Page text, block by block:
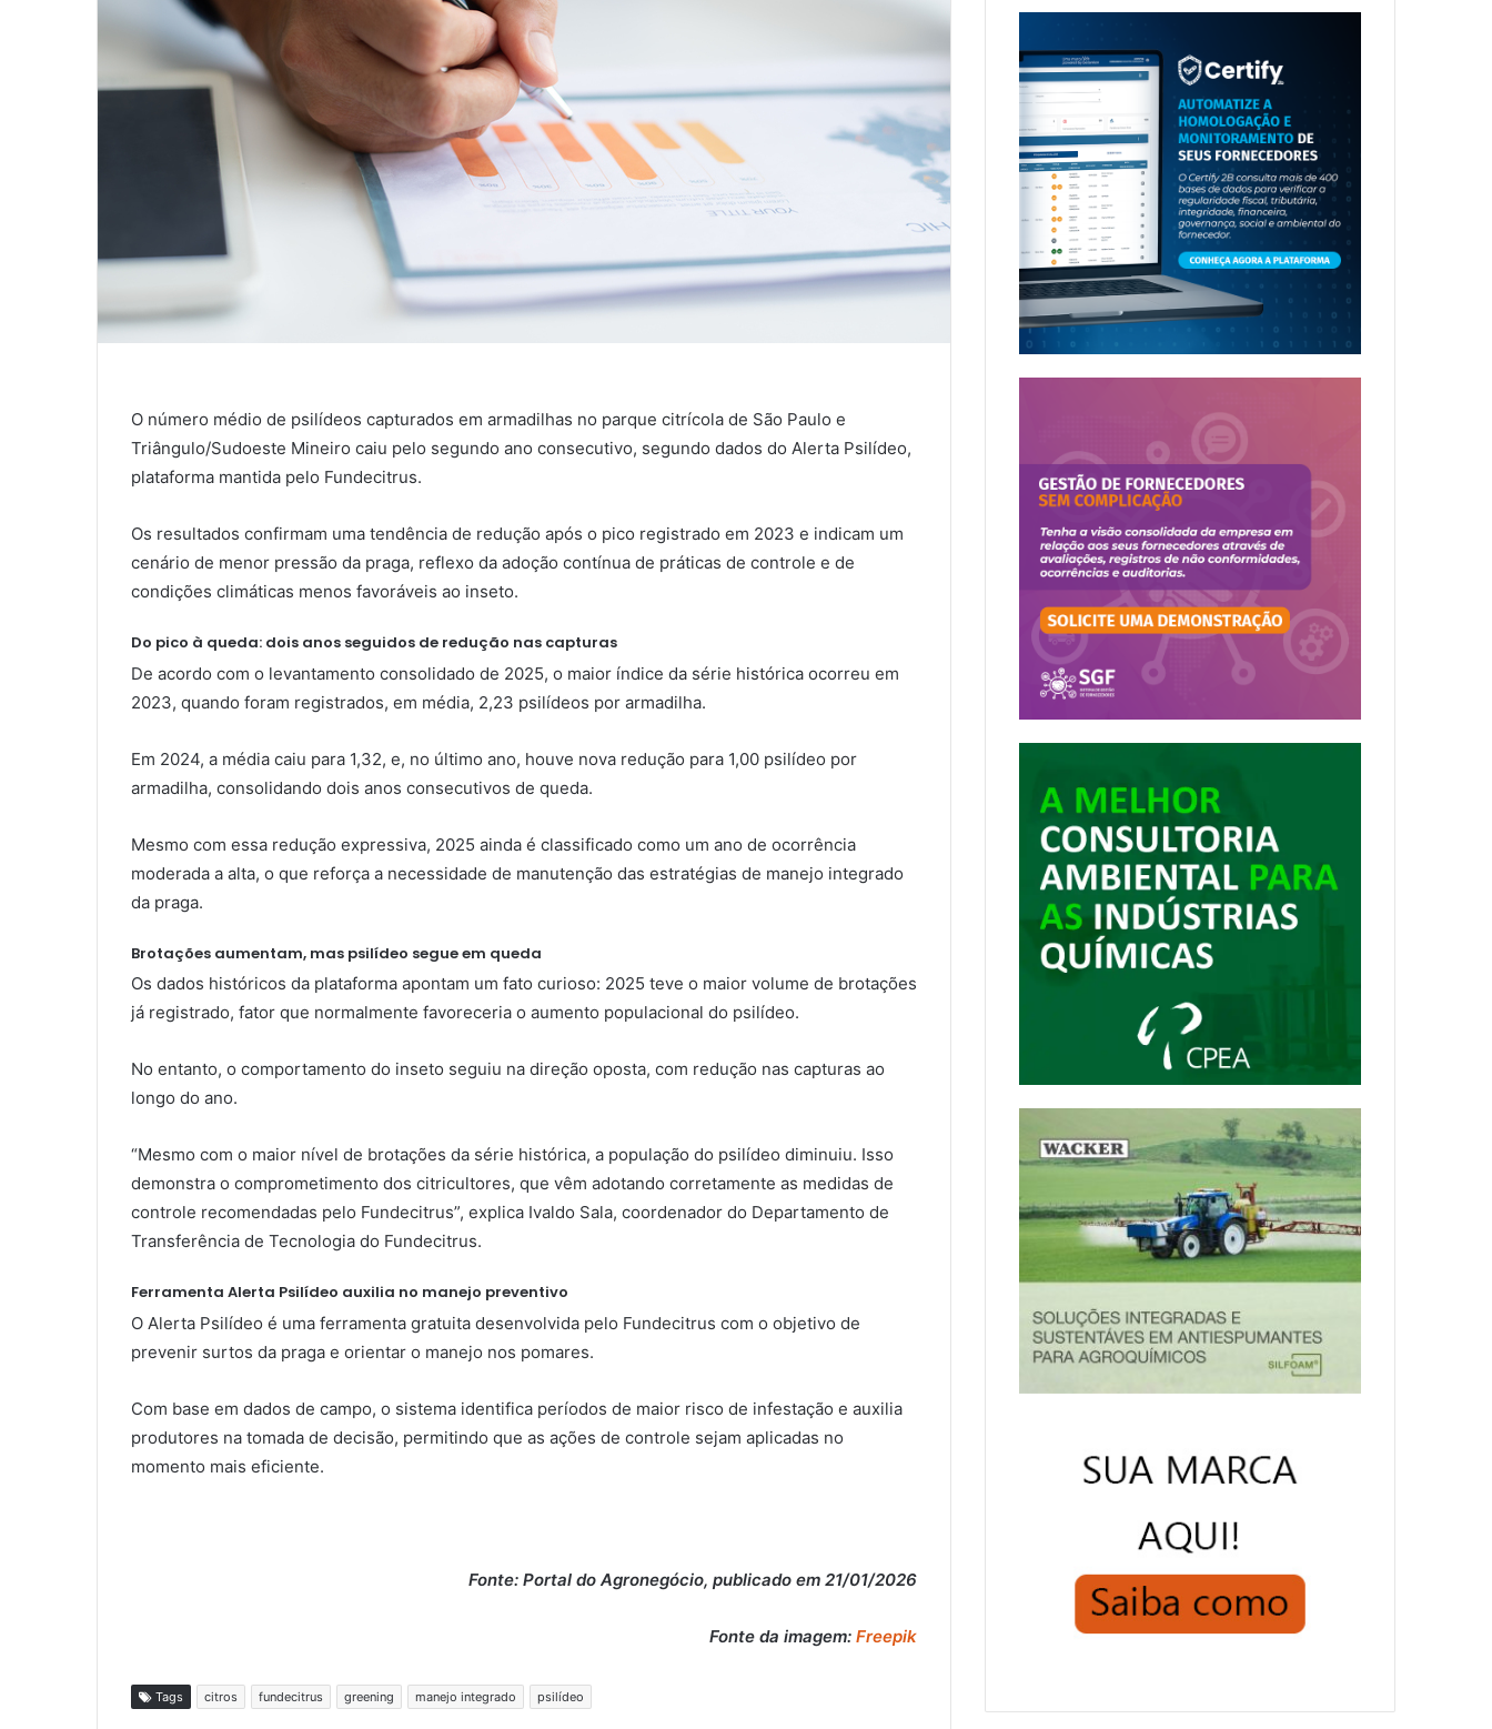
O número médio de psilídeos capturados em armadilhas no parque citrícola de São Paulo e
Triângulo/Sudoeste Mineiro caiu pelo segundo ano consecutivo, segundo dados do Alerta Psilídeo,
plataforma mantida pelo Fundecitrus.
Os resultados confirmam uma tendência de redução após o pico registrado em 2023 e indicam um
cenário de menor pressão da praga, reflexo da adoção contínua de práticas de controle e de
condições climáticas menos favoráveis ao inseto.
Do pico à queda: dois anos seguidos de redução nas capturas
De acordo com o levantamento consolidado de 2025, o maior índice da série histórica ocorreu em
2023, quando foram registrados, em média, 2,23 psilídeos por armadilha.
Em 2024, a média caiu para 1,32, e, no último ano, houve nova redução para 1,00 psilídeo por
armadilha, consolidando dois anos consecutivos de queda.
Mesmo com essa redução expressiva, 2025 ainda é classificado como um ano de ocorrência
moderada a alta, o que reforça a necessidade de manutenção das estratégias de manejo integrado
da praga.
Brotações aumentam, mas psilídeo segue em queda
Os dados históricos da plataforma apontam um fato curioso: 2025 teve o maior volume de brotações
já registrado, fator que normalmente favoreceria o aumento populacional do psilídeo.
No entanto, o comportamento do inseto seguiu na direção oposta, com redução nas capturas ao
longo do ano.
“Mesmo com o maior nível de brotações da série histórica, a população do psilídeo diminuiu. Isso
demonstra o comprometimento dos citricultores, que vêm adotando corretamente as medidas de
controle recomendadas pelo Fundecitrus”, explica Ivaldo Sala, coordenador do Departamento de
Transferência de Tecnologia do Fundecitrus.
Ferramenta Alerta Psilídeo auxilia no manejo preventivo
O Alerta Psilídeo é uma ferramenta gratuita desenvolvida pelo Fundecitrus com o objetivo de
prevenir surtos da praga e orientar o manejo nos pomares.
Com base em dados de campo, o sistema identifica períodos de maior risco de infestação e auxilia
produtores na tomada de decisão, permitindo que as ações de controle sejam aplicadas no
momento mais eficiente.
Fonte: Portal do Agronegócio, publicado em 21/01/2026
Fonte da imagem: Freepik
Tags citros fundecitrus greening manejo integrado psilídeo